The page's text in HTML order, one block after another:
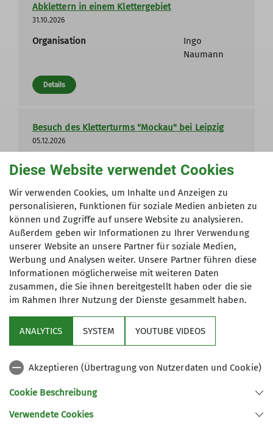
Abklettern in einem Klettergebiet
31.10.2026
Organisation
Ingo
Naumann
Details
Besuch des Kletterturms "Mockau" bei Leipzig
05.12.2026
Organisation
Naumann
Details
Sektion
Aktuelles
Diese Website verwendet Cookies
Wir verwenden Cookies, um Inhalte und Anzeigen zu
personalisieren, Funktionen für soziale Medien anbieten zu
können und Zugriffe auf unsere Website zu analysieren.
Außerdem geben wir Informationen zu Ihrer Verwendung
unserer Website an unsere Partner für soziale Medien,
Werbung und Analysen weiter. Unsere Partner führen diese
Informationen möglicherweise mit weiteren Daten
zusammen, die Sie ihnen bereitgestellt haben oder die sie
im Rahmen Ihrer Nutzung der Dienste gesammelt haben.
ANALYTICS SYSTEM YOUTUBE VIDEOS
Akzeptieren (Übertragung von Nutzerdaten und Cookie)
Cookie Beschreibung
Verwendete Cookies